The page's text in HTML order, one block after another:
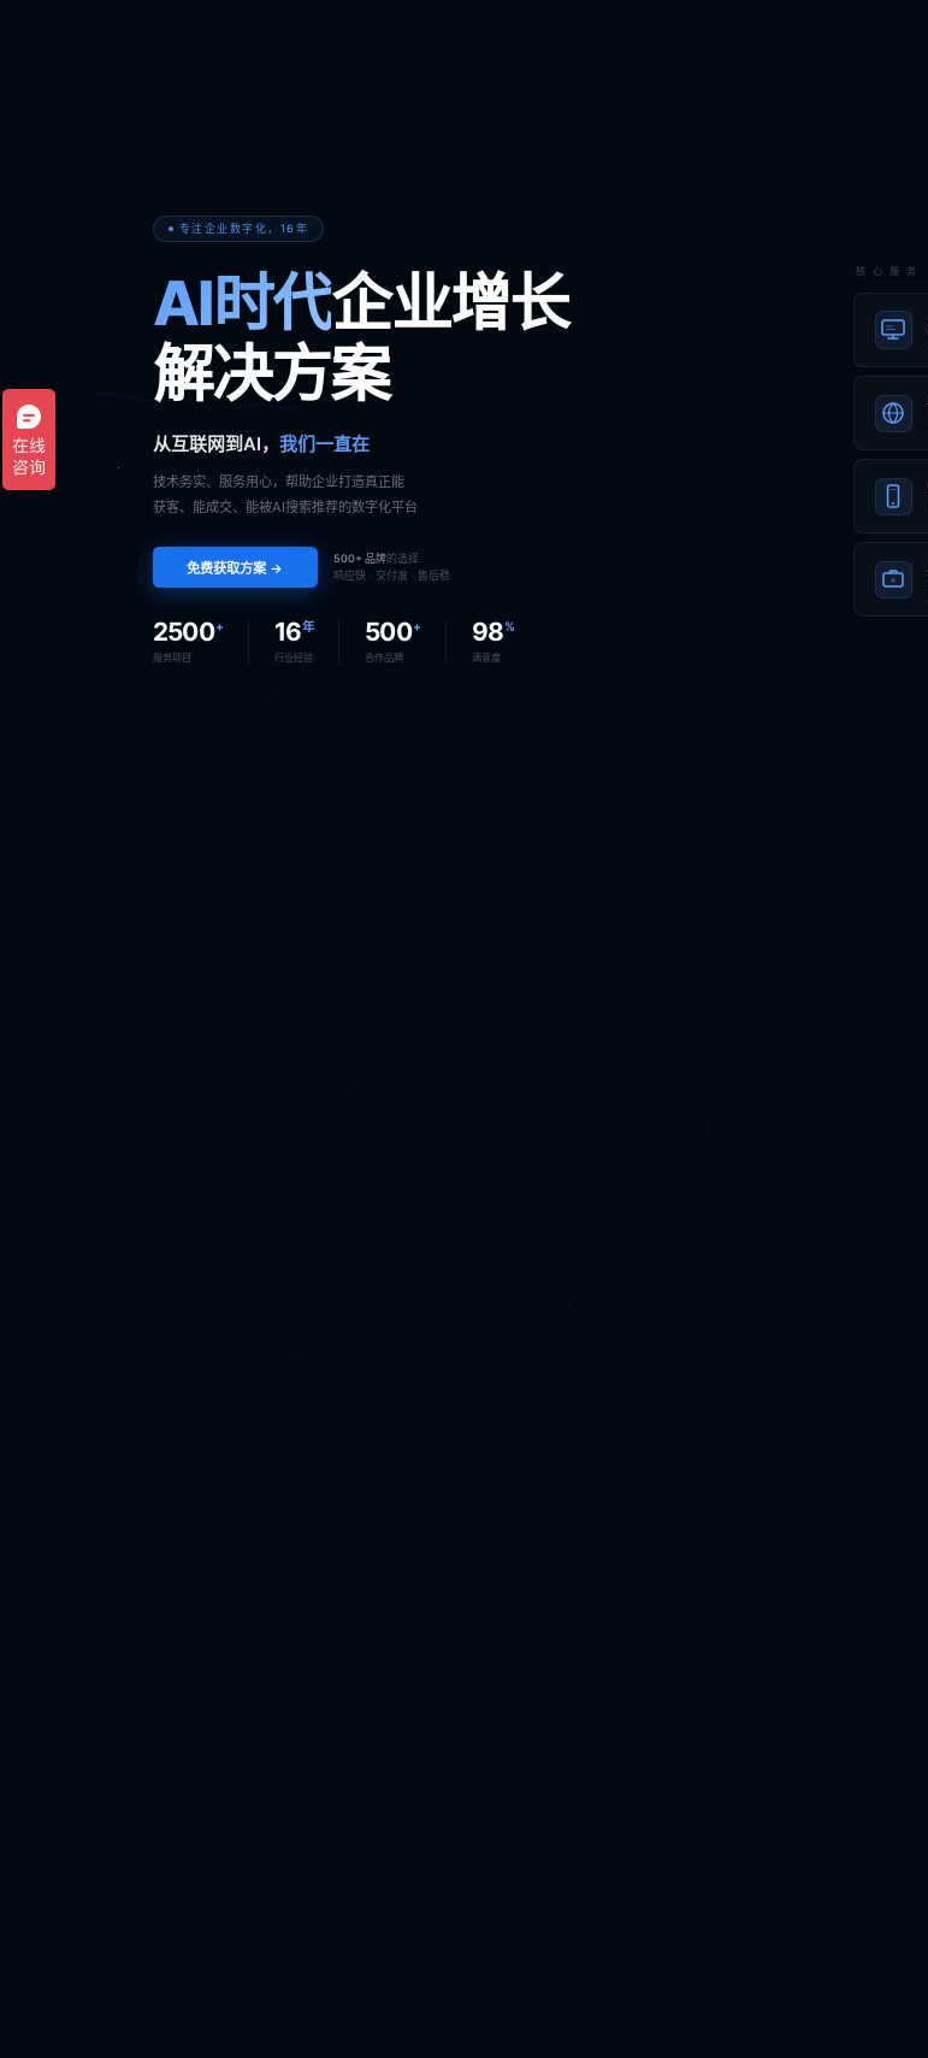
专注企业数字化，16年
AI时代企业增长
解决方案
从互联网到AI， 我们一直在
技术务实、服务用心，帮助企业打造真正能
获客、能成交、能被AI搜索推荐的数字化平台
免费获取方案 →
500+ 品牌的选择
响应快 · 交付准 · 售后稳
2500+
服务项目
16年
行业经验
500+
合作品牌
98%
满意度
核心服务